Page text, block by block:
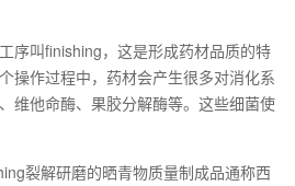
序叫finishing，这是形成药材品质的特
操作过程中，药材会产生很多对消化系
维他命酶、果胶分解酶等。这些细菌使
裂解研磨的晒青物质量制成品通称西